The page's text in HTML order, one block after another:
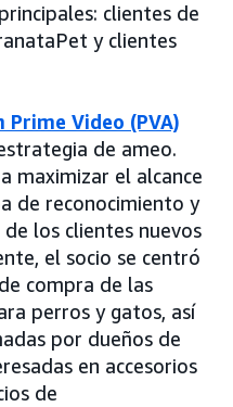
clientes de
y clientes
Prime Video (PVA)
de ameo.
maximizar el alcance
de reconocimiento y
los clientes nuevos
el socio se centró
compra de las
perros y gatos, así
por dueños de
en accesorios
de